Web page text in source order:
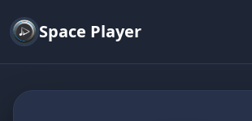
Space Player